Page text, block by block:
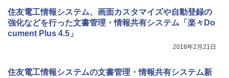
住友電工情報システム、画面カスタマイズや自動登録の
強化などを行った文書管理・情報共有システム「楽々Do
cument Plus 4.5」
2018年2月21日
住友電工情報システムの文書管理・情報共有システム新